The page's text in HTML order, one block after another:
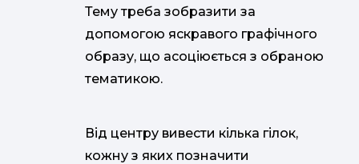
Тему треба зобразити за
допомогою яскравого графічного
образу, що асоціюється з обраною
тематикою.
Від центру вивести кілька гілок,
кожну з яких позначити